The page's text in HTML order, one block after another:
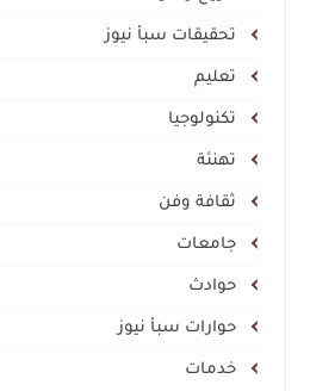
تحقيقات سبأ نيوز
تعليم
تكنولوجيا
تهنئة
ثقافة وفن
جامعات
حوادث
حوارات سبأ نيوز
خدمات